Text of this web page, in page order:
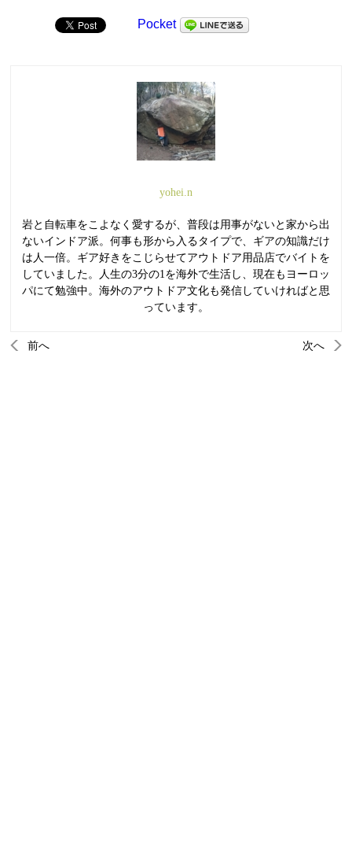
Pocket
yohei.n
岩と自転車をこよなく愛するが、普段は用事がないと家から出
ないインドア派。何事も形から入るタイプで、ギアの知識だけ
は人一倍。ギア好きをこじらせてアウトドア用品店でバイトを
していました。人生の3分の1を海外で生活し、現在もヨーロッ
パにて勉強中。海外のアウトドア文化も発信していければと思
っています。
前へ 次へ